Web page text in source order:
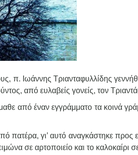
π. Ιωάννης Τριανταφυλλίδης
από ευλαβείς γονείς, τον
από έναν εγγράμματο τα κοινά
πατέρα, γι’ αυτό αναγκάστηκε προς
σε αρτοποιείο και το καλοκαίρι